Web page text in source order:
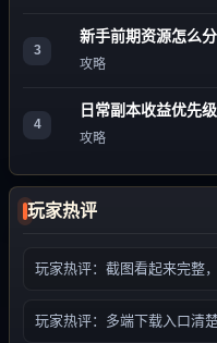
3
新手前期资源怎么
攻略
4
日常副本收益优先级
攻略
玩家热评
玩家热评：截图看起来完整
玩家热评：多端下载入口清